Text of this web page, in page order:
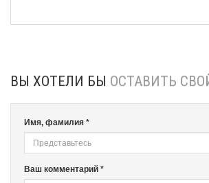
ВЫ ХОТЕЛИ БЫ ОСТАВИТЬ
Имя, фамилия *
Ваш комментарий *